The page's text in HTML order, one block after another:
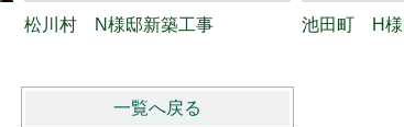
松川村 N様邸新築工事 池田町 H様
一覧へ戻る